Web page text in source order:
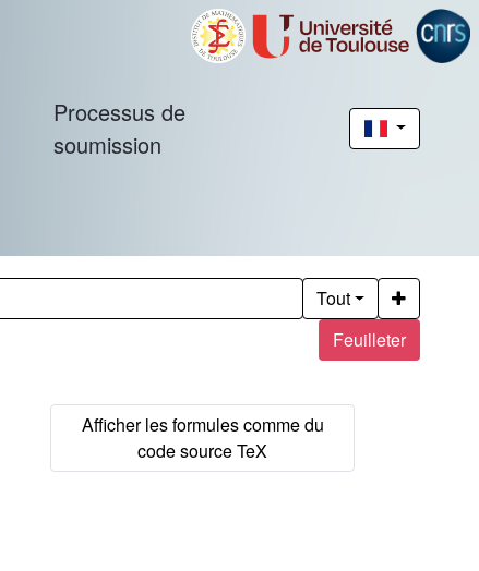
Processus de
soumission
Feuilleter
Tout